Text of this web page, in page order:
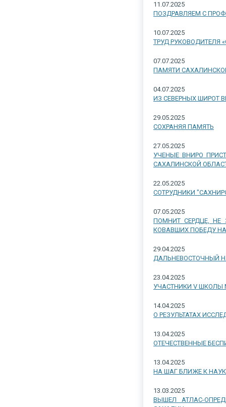
11.07.2025
ПОЗДРАВЛЯЕМ С
10.07.2025
ТРУД РУКОВОДИТЕЛЯ
07.07.2025
ПАМЯТИ
04.07.2025
ИЗ СЕВЕРНЫХ ШИРОТ
29.05.2025
СОХРАНЯЯ ПАМЯТЬ
27.05.2025
УЧЕНЫЕ ВНИРО
САХАЛИНСКОЙ
22.05.2025
СОТРУДНИКИ
07.05.2025
ПОМНИТ СЕРДЦЕ, НЕ
КОВАВШИХ ПОБЕДУ
29.04.2025
ДАЛЬНЕВОСТОЧНЫЙ
23.04.2025
УЧАСТНИКИ V
14.04.2025
О РЕЗУЛЬТАТАХ
13.04.2025
ОТЕЧЕСТВЕННЫЕ
13.04.2025
НА ШАГ БЛИЖЕ К
13.03.2025
ВЫШЕЛ АТЛАС-